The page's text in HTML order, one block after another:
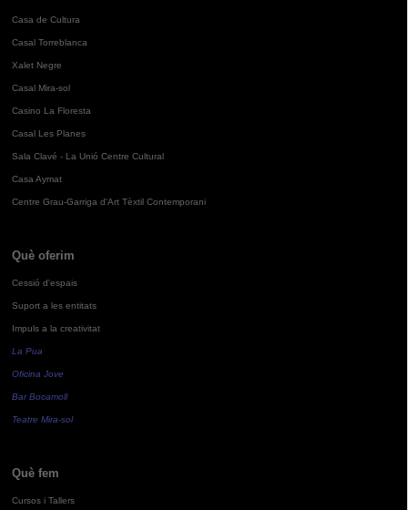
Casa de Cultura
Casal Torreblanca
Xalet Negre
Casal Mira-sol
Casino La Floresta
Casal Les Planes
Sala Clavé - La Unió Centre Cultural
Casa Aymat
Centre Grau-Garriga d'Art Tèxtil Contemporani
Què oferim
Cessió d'espais
Suport a les entitats
Impuls a la creativitat
La Pua
Oficina Jove
Bar Bocamoll
Teatre Mira-sol
Què fem
Cursos i Tallers